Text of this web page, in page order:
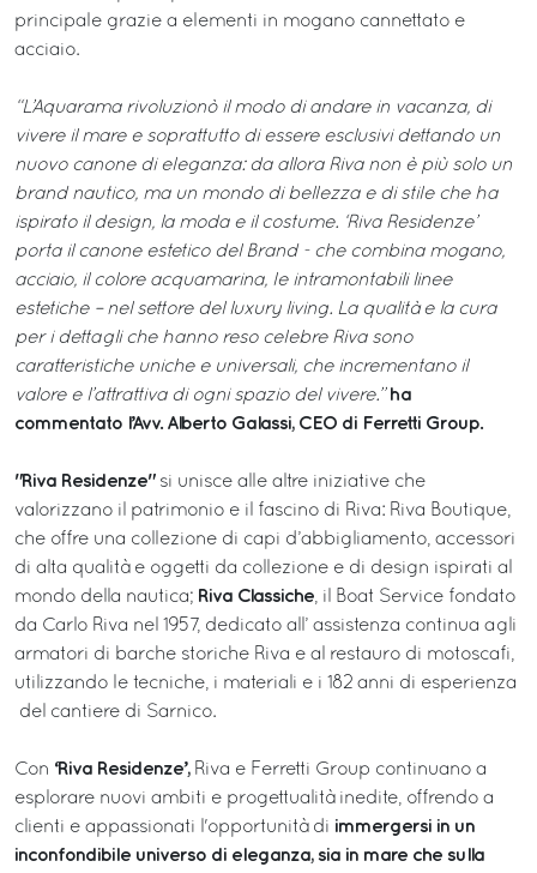
principale grazie a elementi in mogano cannettato e
acciaio.
“L’Aquarama rivoluzionò il modo di andare in vacanza, di
vivere il mare e soprattutto di essere esclusivi dettando un
nuovo canone di eleganza: da allora Riva non è più solo un
brand nautico, ma un mondo di bellezza e di stile che ha
ispirato il design, la moda e il costume. ‘Riva Residenze’
porta il canone estetico del Brand - che combina mogano,
acciaio, il colore acquamarina, le intramontabili linee
estetiche – nel settore del luxury living. La qualità e la cura
per i dettagli che hanno reso celebre Riva sono
caratteristiche uniche e universali, che incrementano il
valore e l’attrattiva di ogni spazio del vivere.” ha
commentato l’Avv. Alberto Galassi, CEO di Ferretti Group.
"Riva Residenze"si unisce alle altre iniziative che
valorizzano il patrimonio e il fascino di Riva: Riva Boutique,
che offre una collezione di capi d’abbigliamento, accessori
di alta qualità e oggetti da collezione e di design ispirati al
mondo della nautica; Riva Classiche , il Boat Service fondato
da Carlo Riva nel 1957, dedicato all’ assistenza continua agli
armatori di barche storiche Riva e al restauro di motoscafi,
utilizzando le tecniche, i materiali e i 182 anni di esperienza
del cantiere di Sarnico.
Con ‘Riva Residenze’, Riva e Ferretti Group continuano a
esplorare nuovi ambiti e progettualità inedite, offrendo a
clienti e appassionati l'opportunità di immergersi in un
inconfondibile universo di eleganza, sia in mare che sulla